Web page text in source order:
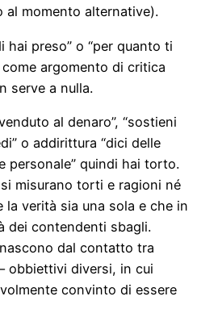
al momento alternative).
hai preso” o “per quanto ti
argomento di critica
serve a nulla.
al denaro”, “sostieni
o addirittura “dici delle
personale” quindi hai torto.
misurano torti e ragioni né
la verità sia una sola e che in
dei contendenti sbagli.
dal contatto tra
obbiettivi diversi, in cui
convinto di essere